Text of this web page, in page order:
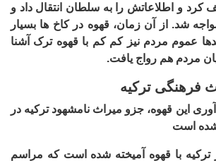
کرد و اطلاعاتش را به سلطان انتقال داد و
شد. از آن زمان، قهوه در کاخ ها بسیار
عموم مردم نیز کم کم با قهوه ترک آشنا
مردم هم رواج یافت.
فرهنگی ترکیه
این قهوه، جزو میراث نامشهود ترکیه در
شده است
با قهوه آمیخته شده است که مراسم